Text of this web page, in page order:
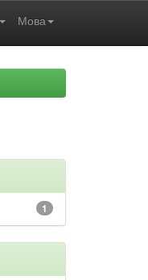
Мова
1